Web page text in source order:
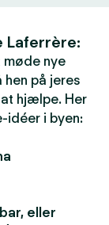
Laferrère:
møde nye
hen på jeres
hjælpe. Her
idéer i byen:
eller